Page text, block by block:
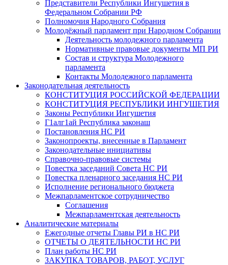
Представители Республики Ингушетия в
Федеральном Собрании РФ
Полномочия Народного Собрания
Молодёжный парламент при Народном Собрании
Деятельность молодежного парламента
Нормативные правовые документы МП РИ
Состав и структура Молодежного
парламента
Контакты Молодежного парламента
Законодательная деятельность
КОНСТИТУЦИЯ РОССИЙСКОЙ ФЕДЕРАЦИИ
КОНСТИТУЦИЯ РЕСПУБЛИКИ ИНГУШЕТИЯ
Законы Республики Ингушетия
Г1алг1ай Республика законаш
Постановления НС РИ
Законопроекты, внесенные в Парламент
Законодательные инициативы
Справочно-правовые системы
Повестка заседаний Совета НС РИ
Повестка пленарного заседания НС РИ
Исполнение регионального бюджета
Межпарламентское сотрудничество
Соглашения
Межпарламентская деятельность
Аналитические материалы
Ежегодные отчеты Главы РИ в НС РИ
ОТЧЕТЫ О ДЕЯТЕЛЬНОСТИ НС РИ
План работы НС РИ
ЗАКУПКА ТОВАРОВ, РАБОТ, УСЛУГ